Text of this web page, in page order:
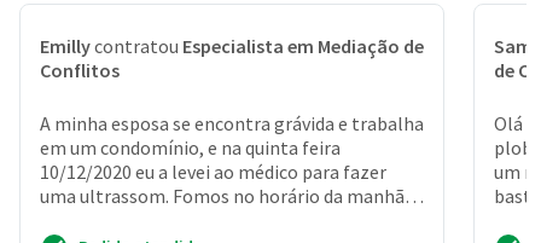
Emillycontratou Especialista em Mediação de
Conflitos
A minha esposa se encontra grávida e trabalha
em um condomínio, e na quinta feira
10/12/2020 eu a levei ao médico para fazer
uma ultrassom. Fomos no horário da manhã, e
de
Olá
um